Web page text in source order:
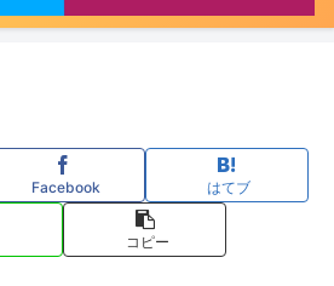
Facebook はてブ
コピー